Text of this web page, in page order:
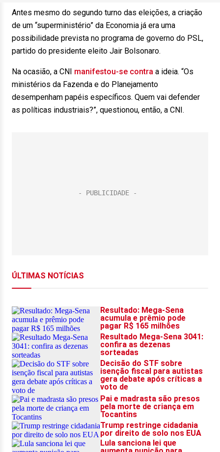
Antes mesmo do segundo turno das eleições, a criação
de um “superministério” da Economia já era uma
possibilidade prevista no programa de governo do PSL,
partido do presidente eleito Jair Bolsonaro.
Na ocasião, a CNI manifestou-se contra a ideia. “Os
ministérios da Fazenda e do Planejamento
desempenham papéis específicos. Quem vai defender
as políticas industriais?”, questionou, então, a CNI.